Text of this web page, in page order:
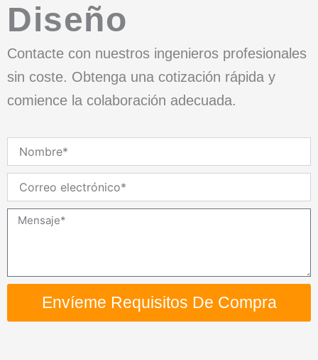
Diseño
Contacte con nuestros ingenieros profesionales
sin coste. Obtenga una cotización rápida y
comience la colaboración adecuada.
electrónico
Mensaje
Envíeme Requisitos De Compra